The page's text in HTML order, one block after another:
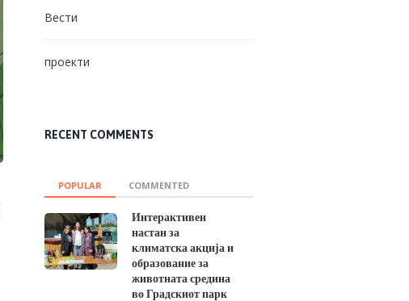
Вести
проекти
RECENT COMMENTS
POPULAR COMMENTED
Интерактивен
настан за
климатска акција и
образование за
животната средина
во Градскиот парк